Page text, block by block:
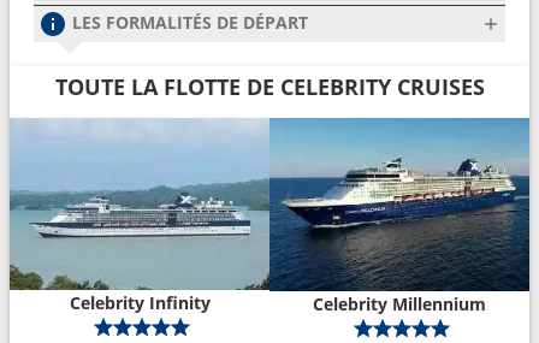
LES FORMALITÉS DE DÉPART
TOUTE LA FLOTTE DE CELEBRITY CRUISES
Celebrity Infinity Celebrity Millennium